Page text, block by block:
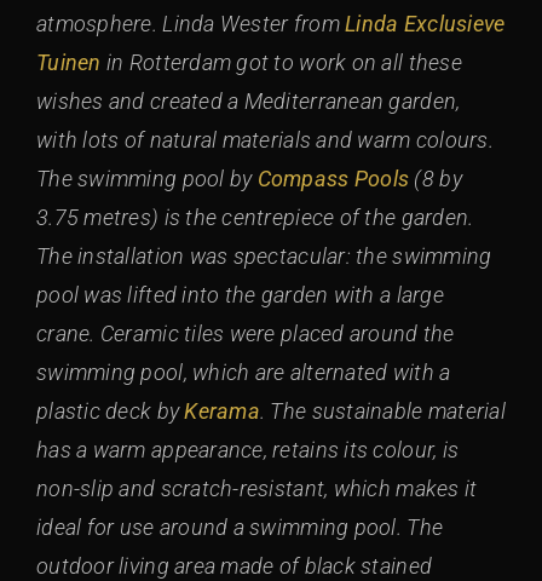
atmosphere. Linda Wester fromLinda Exclusieve
Tuinen in Rotterdam got to work on all these
wishes and created a Mediterranean garden,
with lots of natural materials and warm colours.
The swimming pool by Compass Pools (8 by
3.75 metres) is the centrepiece of the garden.
The installation was spectacular: the swimming
pool was lifted into the garden with a large
crane. Ceramic tiles were placed around the
swimming pool, which are alternated with a
plastic deck byKerama. The sustainable material
has a warm appearance, retains its colour, is
non-slip and scratch-resistant, which makes it
ideal for use around a swimming pool. The
outdoor living area made of black stained